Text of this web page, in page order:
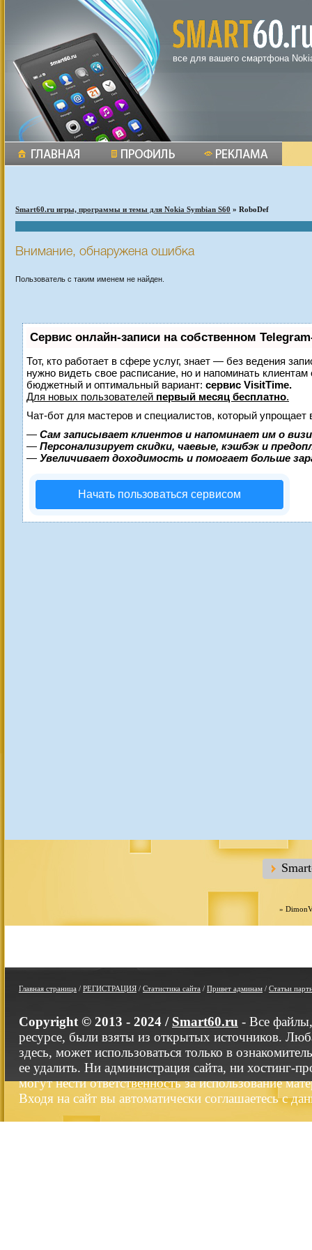
все для вашего смартфона
Smart60.ru игры, программы и темы для Nokia Symbian S60 » RoboDef
Внимание, обнаружена ошибка
Пользователь с таким именем не найден.
Сервис онлайн-записи на собственном
Тот, кто работает в сфере услуг, знает — без ведения
нужно видеть свое расписание, но и напоминать
бюджетный и оптимальный вариант: сервис VisitTime.
Для новых пользователей первый месяц бесплатно.
Чат-бот для мастеров и специалистов, который упрощает
— Сам записывает клиентов и напоминает им о
— Персонализирует скидки, чаевые, кэшбэк и
— Увеличивает доходимость и помогает больше
Начать пользоваться сервисом
»
Главная страница / РЕГИСТРАЦИЯ / Статистика сайта / Привет админам / Статьи
Copyright © 2013 - 2024 / Smart60.ru - Все
ресурсе, были взяты из открытых источников.
здесь, может использоваться только в
ее удалить. Ни администрация сайта, ни хостинг-
могут нести ответственность за использование
Входя на сайт вы автоматически соглашаетесь с